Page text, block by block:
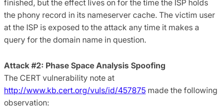
finished, but the effect lives on for the time the ISP holds
the phony record in its nameserver cache. The victim user
at the ISP is exposed to the attack any time it makes a
query for the domain name in question.
Attack #2: Phase Space Analysis Spoofing
The CERT vulnerability note at
http://www.kb.cert.org/vuls/id/457875 made the following
observation: